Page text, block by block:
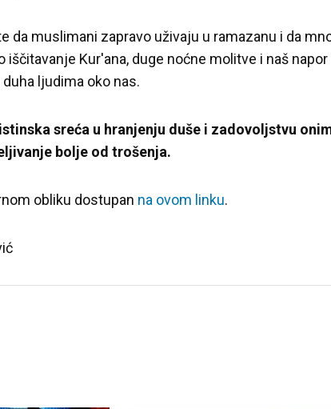
da muslimani zapravo uživaju u ramazanu i da
Kur'ana, duge noćne molitve i naš
ljudima oko nas.
sreća u hranjenju duše i zadovoljstvu
bolje od trošenja.
obliku dostupan na ovom linku.